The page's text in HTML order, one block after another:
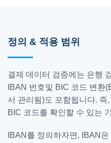
정의 & 적용 범위
결제 데이터 검증에는 은행
IBAN 번호및 BIC 코드 변환
서 관리됨)도 포함됩니다.
BIC 코드를 확인할 수 있는
IBAN를 정의하자면, IBAN